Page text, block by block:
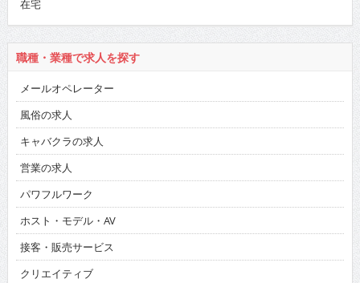
在宅
職種・業種で求人を探す
メールオペレーター
風俗の求人
キャバクラの求人
営業の求人
パワフルワーク
ホスト・モデル・AV
接客・販売サービス
クリエイティブ